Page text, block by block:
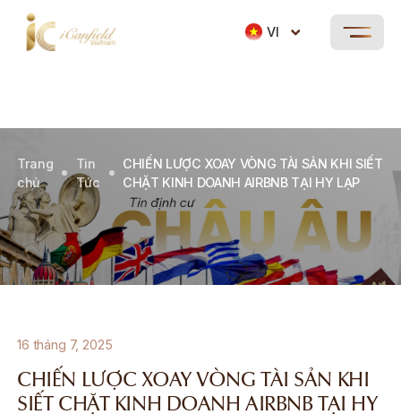
VI
Trang
chủ
Tin
Tức
CHIẾN LƯỢC XOAY VÒNG TÀI SẢN KHI SIẾT
CHẶT KINH DOANH AIRBNB TẠI HY LẠP
16 tháng 7, 2025
CHIẾN LƯỢC XOAY VÒNG TÀI SẢN KHI
SIẾT CHẶT KINH DOANH AIRBNB TẠI HY